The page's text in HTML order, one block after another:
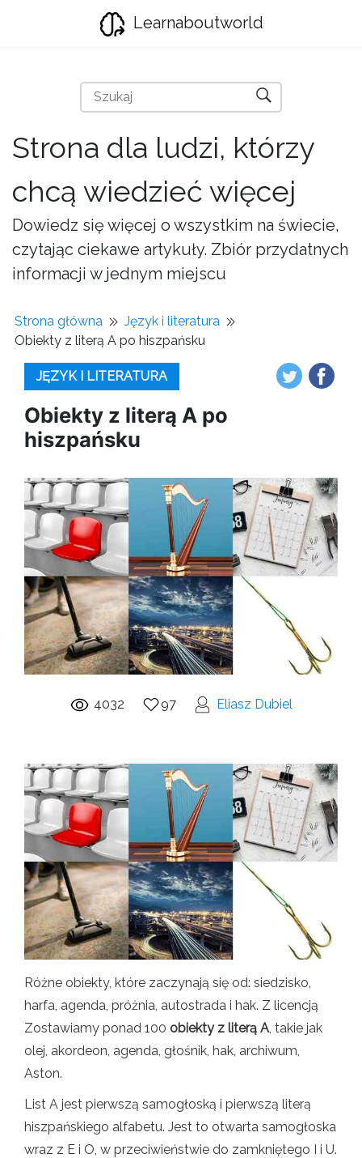
Learnaboutworld
Strona dla ludzi, którzy
chcą wiedzieć więcej
Dowiedz się więcej o wszystkim na świecie,
czytając ciekawe artykuły. Zbiór przydatnych
informacji w jednym miejscu
Strona główna
Język i literatura
Obiekty z literą A po hiszpańsku
JĘZYK I LITERATURA
Obiekty z literą A po
hiszpańsku
4032 97 Eliasz Dubiel
Różne obiekty, które zaczynają się od: siedzisko,
harfa, agenda, próżnia, autostrada i hak. Z licencją
Zostawiamy ponad 100 obiekty z literą A, takie jak
olej, akordeon, agenda, głośnik, hak, archiwum,
Aston.
List A jest pierwszą samogłoską i pierwszą literą
hiszpańskiego alfabetu. Jest to otwarta samogłoska
wraz z E i O, w przeciwieństwie do zamkniętego I i U.